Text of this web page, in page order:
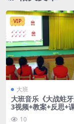
VIP
大班
大班音乐《大战蛀
3视频+教案+反思+
10